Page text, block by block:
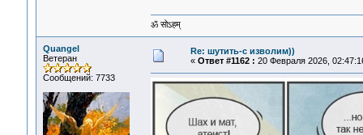
ॐ सोऽहम्
Quangel
Ветеран
Сообщений: 7733
Re: шутить-с изволим))
« Ответ #1162 : 20 Февраля 2026,